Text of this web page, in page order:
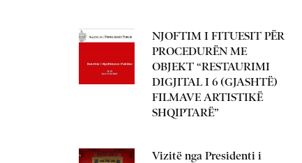
NJOFTIM I FITUESIT PËR
PROCEDURËN ME
OBJEKT “RESTAURIMI
DIGJITAL I 6 (GJASHTË)
FILMAVE ARTISTIKË
SHQIPTARË”
Vizitë nga Presidenti i